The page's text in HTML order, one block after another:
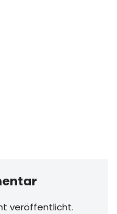
veröffentlicht.